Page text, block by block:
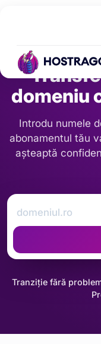
domeniu
Introdu numele
abonamentul tău
așteaptă
Tranziție fără